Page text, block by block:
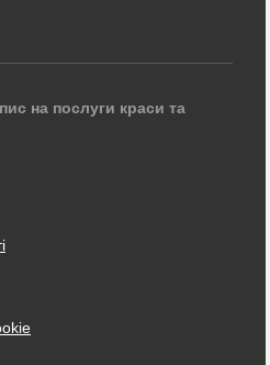
на послуги краси та